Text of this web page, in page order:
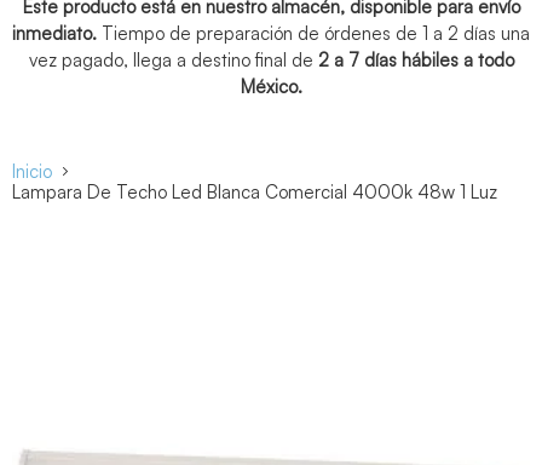
Este producto está en nuestro almacén, disponible para envío
inmediato. Tiempo de preparación de órdenes de 1 a 2 días una
vez pagado, llega a destino final de 2 a 7 días hábiles a todo
México.
Inicio
Lampara De Techo Led Blanca Comercial 4000k 48w 1 Luz